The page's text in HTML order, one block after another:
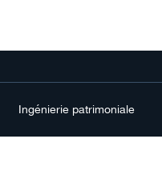
Ingénierie patrimoniale